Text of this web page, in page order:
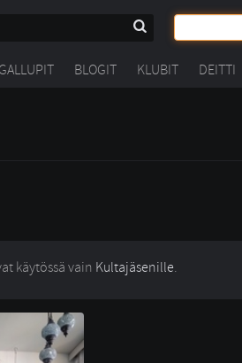
GALLUPIT BLOGIT KLUBIT DEITTI
käytössä vain Kultajäsenille.